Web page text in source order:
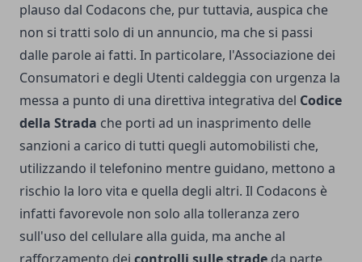
plauso dal Codacons che, pur tuttavia, auspica che
non si tratti solo di un annuncio, ma che si passi
dalle parole ai fatti. In particolare, l'Associazione dei
Consumatori e degli Utenti caldeggia con urgenza la
messa a punto di una direttiva integrativa del Codice
della Strada che porti ad un inasprimento delle
sanzioni a carico di tutti quegli automobilisti che,
utilizzando il telefonino mentre guidano, mettono a
rischio la loro vita e quella degli altri. Il Codacons è
infatti favorevole non solo alla tolleranza zero
sull'uso del cellulare alla guida, ma anche al